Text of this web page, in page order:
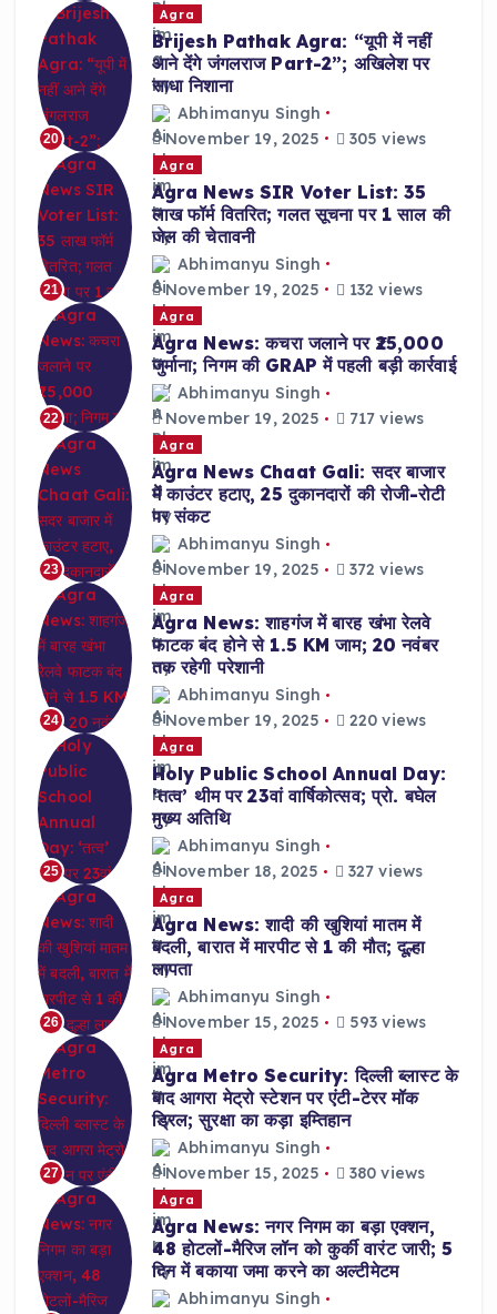
20
Agra
Brijesh Pathak Agra: “यूपी में नहीं
आने देंगे जंगलराज Part-2”; अखिलेश पर
साधा निशाना
Abhimanyu Singh
November 19, 2025
305 views
21
Agra
Agra News SIR Voter List: 35
लाख फॉर्म वितरित; गलत सूचना पर 1 साल की
जेल की चेतावनी
Abhimanyu Singh
November 19, 2025
132 views
22
Agra
Agra News: कचरा जलाने पर ₹25,000
जुर्माना; निगम की GRAP में पहली बड़ी कार्रवाई
Abhimanyu Singh
November 19, 2025
717 views
23
Agra
Agra News Chaat Gali: सदर बाजार
में काउंटर हटाए, 25 दुकानदारों की रोजी-रोटी
पर संकट
Abhimanyu Singh
November 19, 2025
372 views
24
Agra
Agra News: शाहगंज में बारह खंभा रेलवे
फाटक बंद होने से 1.5 KM जाम; 20 नवंबर
तक रहेगी परेशानी
Abhimanyu Singh
November 19, 2025
220 views
25
Agra
Holy Public School Annual Day:
‘तत्व’ थीम पर 23वां वार्षिकोत्सव; प्रो. बघेल
मुख्य अतिथि
Abhimanyu Singh
November 18, 2025
327 views
26
Agra
Agra News: शादी की खुशियां मातम में
बदली, बारात में मारपीट से 1 की मौत; दूल्हा
लापता
Abhimanyu Singh
November 15, 2025
593 views
27
Agra
Agra Metro Security: दिल्ली ब्लास्ट के
बाद आगरा मेट्रो स्टेशन पर एंटी-टेरर मॉक
ड्रिल; सुरक्षा का कड़ा इम्तिहान
Abhimanyu Singh
November 15, 2025
380 views
Agra
Agra News: नगर निगम का बड़ा एक्शन,
48 होटलों-मैरिज लॉन को कुर्की वारंट जारी; 5
दिन में बकाया जमा करने का अल्टीमेटम
Abhimanyu Singh